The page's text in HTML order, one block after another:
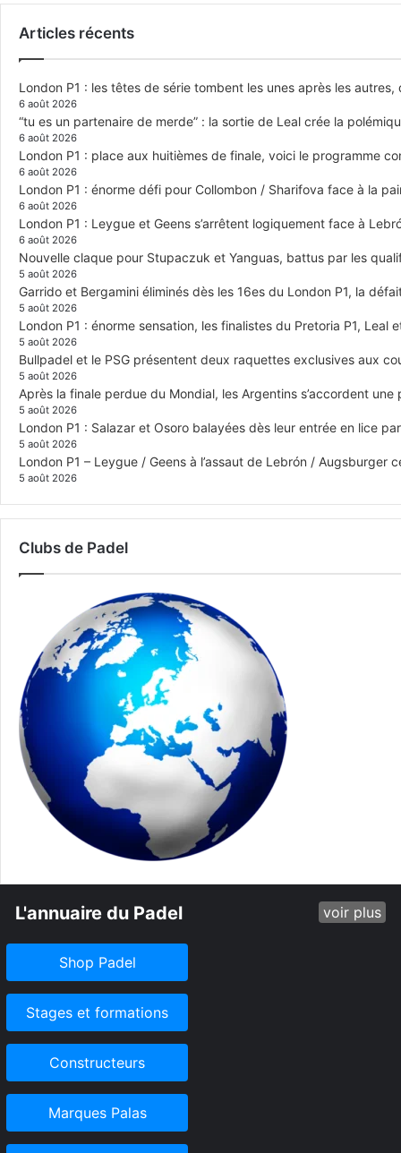
Articles récents
London P1 : les têtes de série tombent les unes après les autres,
6 août 2026
“tu es un partenaire de merde” : la sortie de Leal crée la
6 août 2026
London P1 : place aux huitièmes de finale, voici le programme
6 août 2026
London P1 : énorme défi pour Collombon / Sharifova face à la
6 août 2026
London P1 : Leygue et Geens s’arrêtent logiquement face à
6 août 2026
Nouvelle claque pour Stupaczuk et Yanguas, battus par les
5 août 2026
Garrido et Bergamini éliminés dès les 16es du London P1, la
5 août 2026
London P1 : énorme sensation, les finalistes du Pretoria P1, Leal
5 août 2026
Bullpadel et le PSG présentent deux raquettes exclusives aux
5 août 2026
Après la finale perdue du Mondial, les Argentins s’accordent
5 août 2026
London P1 : Salazar et Osoro balayées dès leur entrée en lice
5 août 2026
London P1 – Leygue / Geens à l’assaut de Lebrón / Augsburger
5 août 2026
Clubs de Padel
L'annuaire du Padel voir plus
Shop Padel
Stages et formations
Constructeurs
Marques Palas